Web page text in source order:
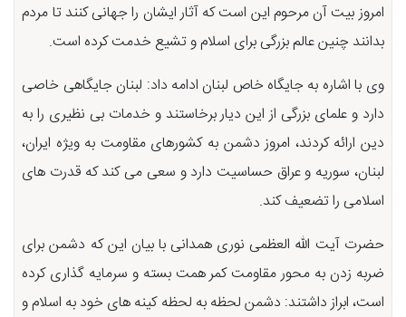
امروز بیت آن مرحوم این است که آثار ایشان را جهانی کنند تا مردم
بدانند چنین عالم بزرگی برای اسلام و تشیع خدمت کرده است.
وی با اشاره به جایگاه خاص لبنان ادامه داد: لبنان جایگاهی خاصی
دارد و علمای بزرگی از این دیار برخاستند و خدمات بی نظیری را به
دین ارائه کردند، امروز دشمن به کشورهای مقاومت به ویژه ایران،
لبنان، سوریه و عراق حساسیت دارد و سعی می کند که قدرت های
اسلامی را تضعیف کند.
حضرت آیت الله العظمی نوری همدانی با بیان این که دشمن برای
ضربه زدن به محور مقاومت کمر همت بسته و سرمایه گذاری کرده
است، ابراز داشتند: دشمن لحظه به لحظه کینه های خود به اسلام و